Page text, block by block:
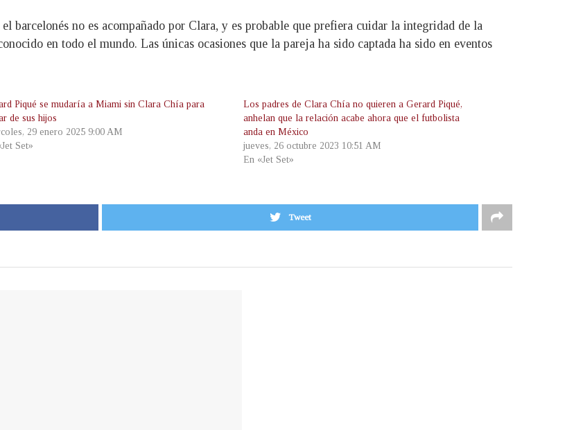
barcelonés no es acompañado por Clara, y es probable que prefiera cuidar la integridad de la
en todo el mundo. Las únicas ocasiones que la pareja ha sido captada ha sido en eventos
Piqué se mudaría a Miami sin Clara Chía para
de sus hijos
29 enero 2025 9:00 AM
Set»
Los padres de Clara Chía no quieren a Gerard Piqué,
anhelan que la relación acabe ahora que el futbolista
anda en México
jueves, 26 octubre 2023 10:51 AM
En «Jet Set»
Tweet